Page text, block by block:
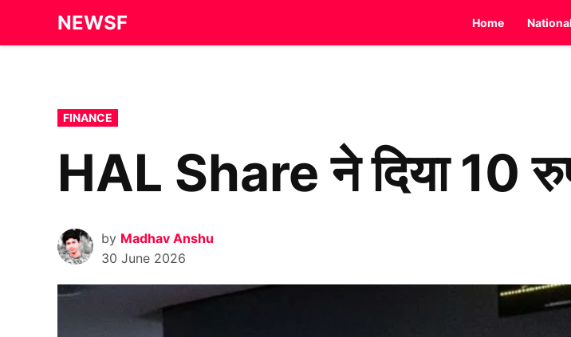
NEWSF Home National
POSTED
IN
FINANCE
HAL Share ने दिया 10
by Madhav Anshu
30 June 2026